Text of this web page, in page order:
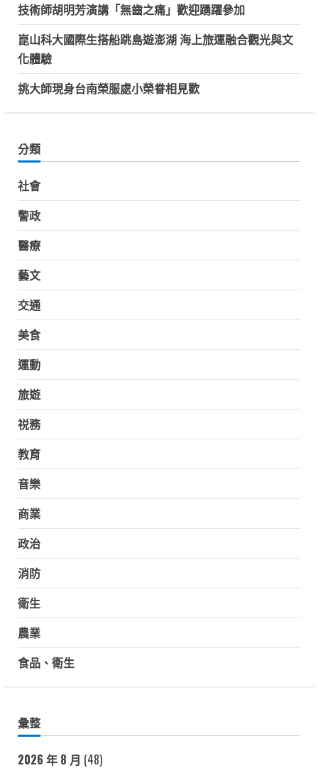
技術師胡明芳演講「無齒之痛」歡迎踴躍參加
崑山科大國際生搭船跳島遊澎湖 海上旅運融合觀光與文
化體驗
挑大師現身台南榮服處小榮眷相見歡
分類
社會
警政
醫療
藝文
交通
美食
運動
旅遊
祱務
教育
音樂
商業
政治
消防
衛生
農業
食品、衛生
彙整
2026 年 8 月 (48)